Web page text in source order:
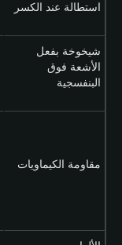
استطالة عند الكسر
شيخوخة بفعل
الأشعة فوق
البنفسجية
مقاومة الكيماويات